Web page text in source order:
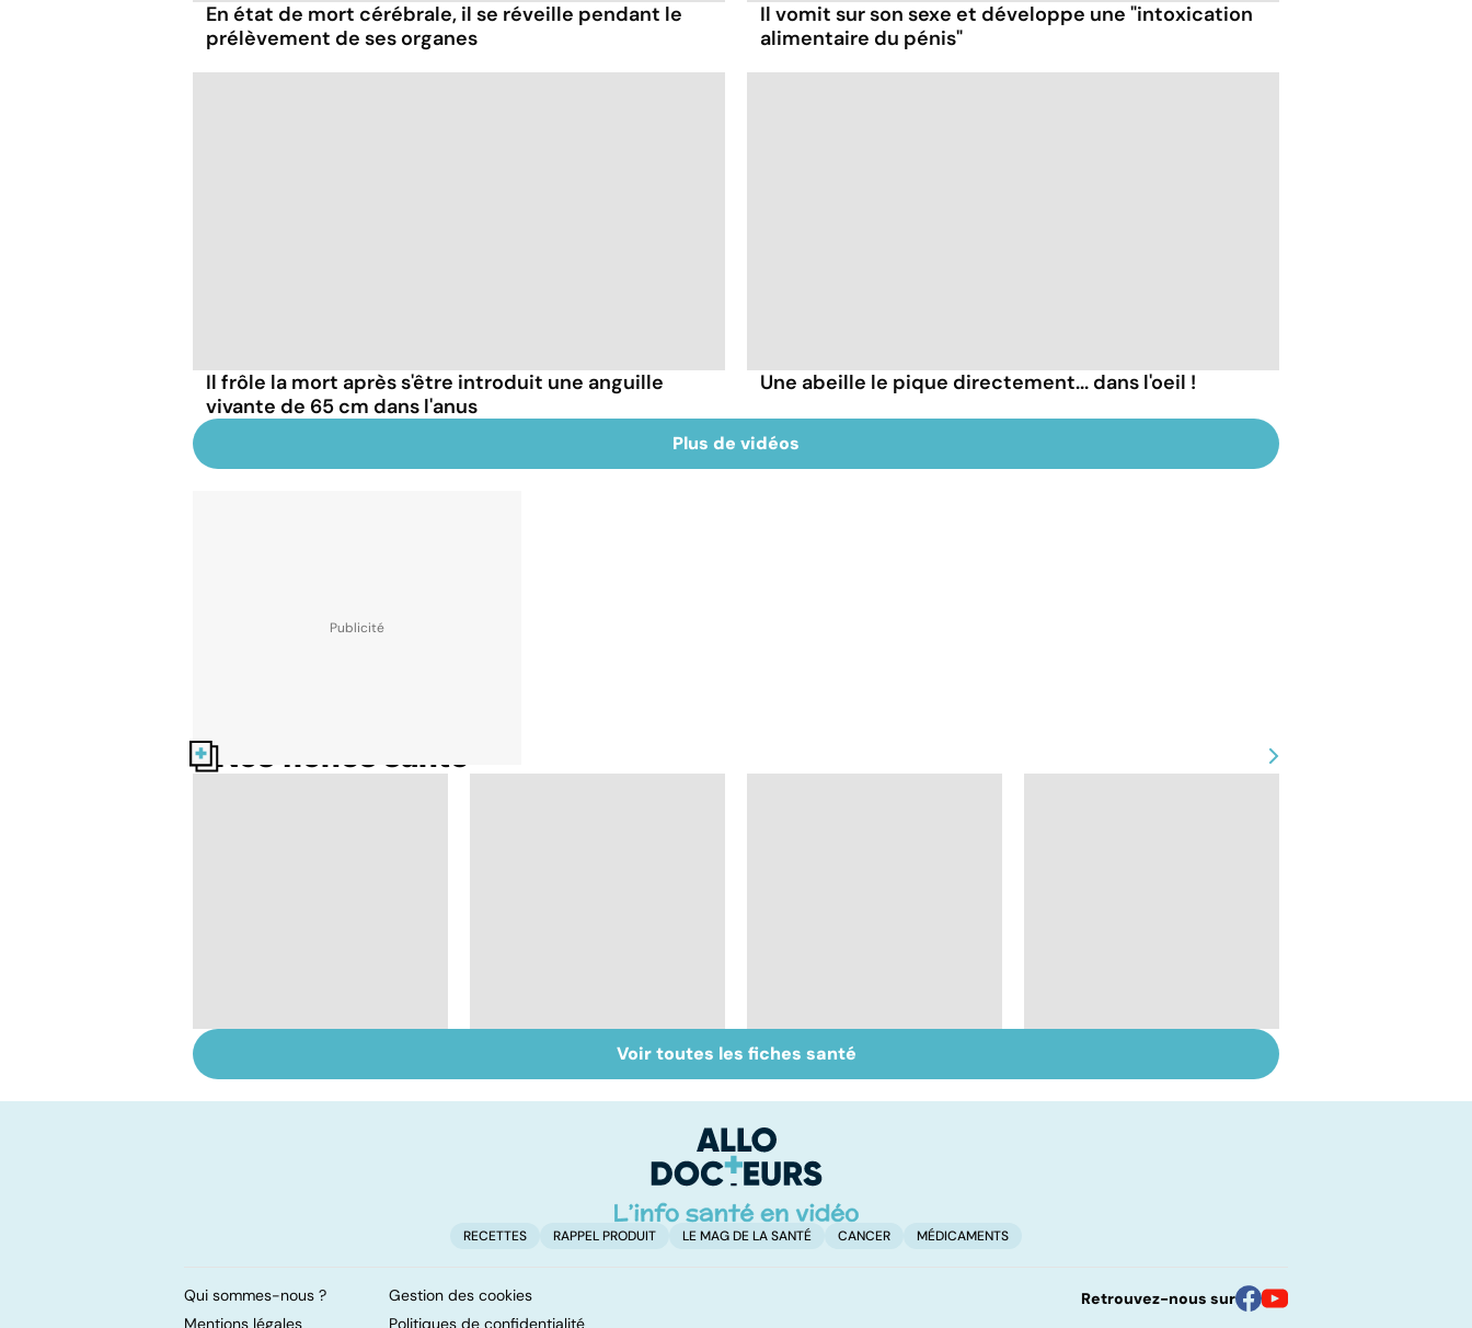
En état de mort cérébrale, il se réveille pendant le
prélèvement de ses organes
Il vomit sur son sexe et développe une "intoxication
alimentaire du pénis"
Il frôle la mort après s'être introduit une anguille
vivante de 65 cm dans l'anus
Une abeille le pique directement... dans l'oeil !
Plus de vidéos
Nos fiches santé
infections
Inflammation des
amygdales : que faire
Suicide : prévenir le
passage à l'acte
complexe
Voir toutes les fiches santé
RECETTES RAPPEL PRODUIT LE MAG DE LA SANTÉ CANCER MÉDICAMENTS
Qui sommes-nous ?
Gestion des cookies
Mentions légales
Politiques de confidentialité
Retrouvez-nous sur